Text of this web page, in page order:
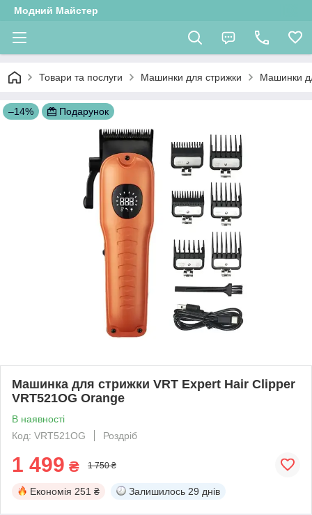
Модний Майстер
Товари та послуги Машинки для стрижки Машинки
–14% Подарунок
Машинка для стрижки VRT Expert Hair Clipper
VRT521OG Orange
В наявності
Код: VRT521OG
Роздріб
1 499 ₴ 1 750 ₴
Економія 251 ₴ Залишилось 29 днів